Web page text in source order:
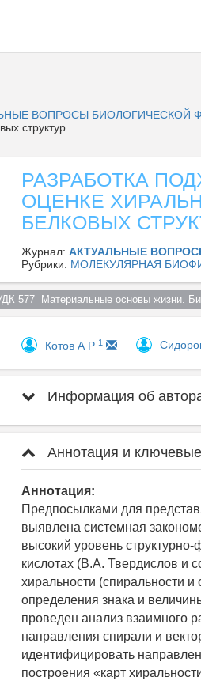
ВОПРОСЫ БИОЛОГИЧЕСКОЙ
структур
РАЗРАБОТКА
ОЦЕНКЕ
БЕЛКОВЫХ
Журнал: АКТУАЛЬНЫЕ
Рубрики: МОЛЕКУЛЯРНАЯ
577  Материальные основы жизни.
Котов А Р 1
Информация об
Аннотация и
Аннотация:
Предпосылками для
выявлена системная
высокий уровень
кислотах (В.А. Твердислов и
хиральности (спиральности и
определения знака и
проведен анализ взаимного
направления спирали и
идентифицировать
построения «карт